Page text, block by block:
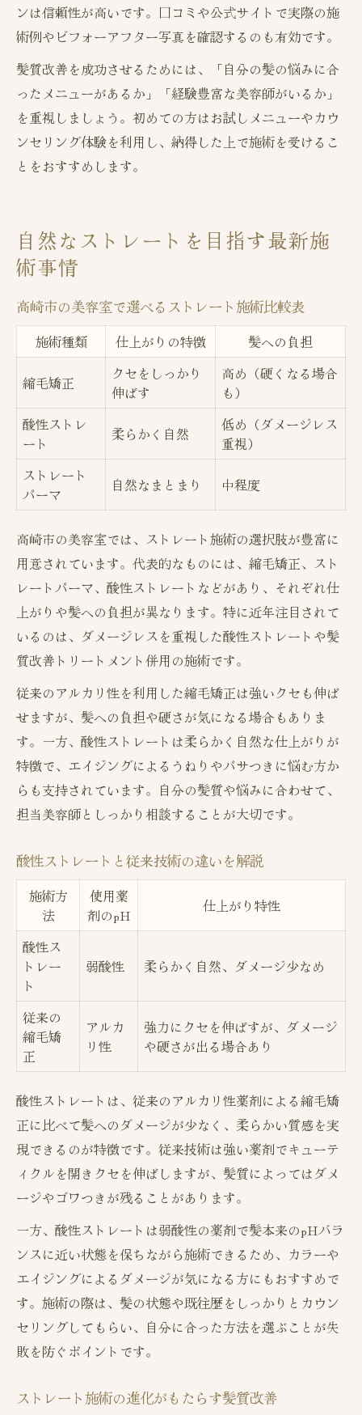
ンは信頼性が高いです。口コミや公式サイトで実際の施
術例やビフォーアフター写真を確認するのも有効です。
髪質改善を成功させるためには、「自分の髪の悩みに合
ったメニューがあるか」「経験豊富な美容師がいるか」
を重視しましょう。初めての方はお試しメニューやカウ
ンセリング体験を利用し、納得した上で施術を受けるこ
とをおすすめします。
自然なストレートを目指す最新施
術事情
高崎市の美容室で選べるストレート施術比較表
施術種類 仕上がりの特徴 髪への負担
縮毛矯正
クセをしっかり
伸ばす
高め（硬くなる場合
も）
酸性ストレ
ート
柔らかく自然
低め（ダメージレス
重視）
ストレート
パーマ
自然なまとまり 中程度
高崎市の美容室では、ストレート施術の選択肢が豊富に
用意されています。代表的なものには、縮毛矯正、スト
レートパーマ、酸性ストレートなどがあり、それぞれ仕
上がりや髪への負担が異なります。特に近年注目されて
いるのは、ダメージレスを重視した酸性ストレートや髪
質改善トリートメント併用の施術です。
従来のアルカリ性を利用した縮毛矯正は強いクセも伸ば
せますが、髪への負担や硬さが気になる場合もありま
す。一方、酸性ストレートは柔らかく自然な仕上がりが
特徴で、エイジングによるうねりやパサつきに悩む方か
らも支持されています。自分の髪質や悩みに合わせて、
担当美容師としっかり相談することが大切です。
酸性ストレートと従来技術の違いを解説
施術方
法
使用薬
剤のpH
仕上がり特性
酸性ス
トレー
ト
弱酸性 柔らかく自然、ダメージ少なめ
従来の
縮毛矯
正
アルカ
リ性
強力にクセを伸ばすが、ダメージ
や硬さが出る場合あり
酸性ストレートは、従来のアルカリ性薬剤による縮毛矯
正に比べて髪へのダメージが少なく、柔らかい質感を実
現できるのが特徴です。従来技術は強い薬剤でキューテ
ィクルを開きクセを伸ばしますが、髪質によってはダメ
ージやゴワつきが残ることがあります。
一方、酸性ストレートは弱酸性の薬剤で髪本来のpHバラ
ンスに近い状態を保ちながら施術できるため、カラーや
エイジングによるダメージが気になる方にもおすすめで
す。施術の際は、髪の状態や既往歴をしっかりとカウン
セリングしてもらい、自分に合った方法を選ぶことが失
敗を防ぐポイントです。
ストレート施術の進化がもたらす髪質改善